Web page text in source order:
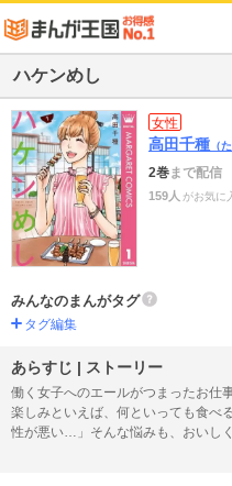
ハケンめし
女性
高田千種 （
2巻まで配信
159人 がお気に
みんなのまんがタグ
タグ編集
あらすじ | ストーリー
働く女子へのエールがつまったお
楽しみといえば、何といっても食べ
性が悪い…」そんな悩みも、おいし